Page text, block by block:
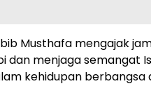
Musthafa mengajak
dan menjaga semangat
kehidupan berbangsa